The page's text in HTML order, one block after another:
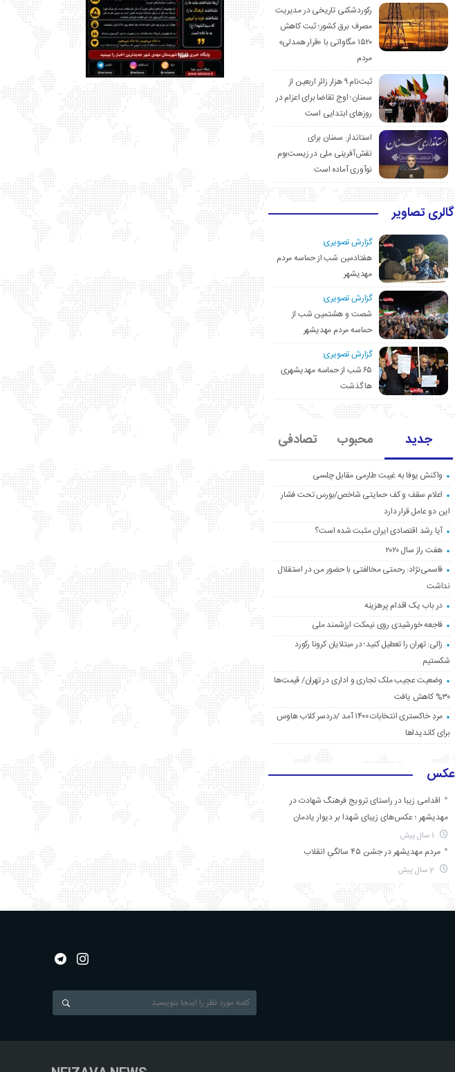
رکوردشکنی تاریخی در مدیریت
مصرف برق کشور؛ ثبت کاهش
۱۵۲۰ مگاواتی با «قرار همدلی»
مردم
ثبت‌نام ۹ هزار زائر اربعین از
سمنان؛ اوج تقاضا برای اعزام در
روزهای ابتدایی است
استاندار: سمنان برای
نقش‌آفرینی ملی در زیست‌بوم
نوآوری آماده است
گالری تصاویر
گزارش تصویری:
هفتادمین شب از حماسه مردم
مهدیشهر
گزارش تصویری:
شصت و هشتمین شب از
حماسه مردم مهدیشهر
گزارش تصویری:
۶۵ شب از حماسه مهدیشهری
ها گذشت
جدید محبوب تصادفی
واکنش یوفا به غیبت طارمی مقابل چلسی
اعلام سقف و کف حمایتی شاخص/بورس تحت فشار
این دو عامل قرار دارد
آیا رشد اقتصادی ایران مثبت شده است؟
هفت راز سال ۲۰۲۰
قاسمی‌نژاد: رحمتی مخالفتی با حضور من در استقلال
نداشت
در باب یک اقدام پرهزینه
فاجعه خورشیدی روی نیمکت ارزشمند ملی
زالی: تهران را تعطیل کنید؛ در مبتلایان کرونا رکورد
شکستیم
وضعیت عجیب ملک تجاری و اداری در تهران/ قیمت‌ها
۳۰% کاهش یافت
مردِ خاکستری انتخابات ۱۴۰۰ آمد /دردسر کلاب هاوس
برای کاندیداها
عکس
اقدامی زیبا در راستای ترویج فرهنگ شهادت در
مهدیشهر ؛ عکس‌های زیبای شهدا بر دیوار یادمان
مردم مهدیشهر در جشن ۴۵ سالگیِ انقلاب